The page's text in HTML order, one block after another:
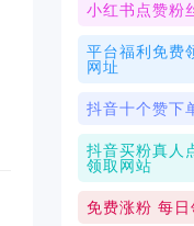
小红书点赞粉
平台福利免费
网址
抖音十个赞下
抖音买粉真人
领取网站
免费涨粉 每